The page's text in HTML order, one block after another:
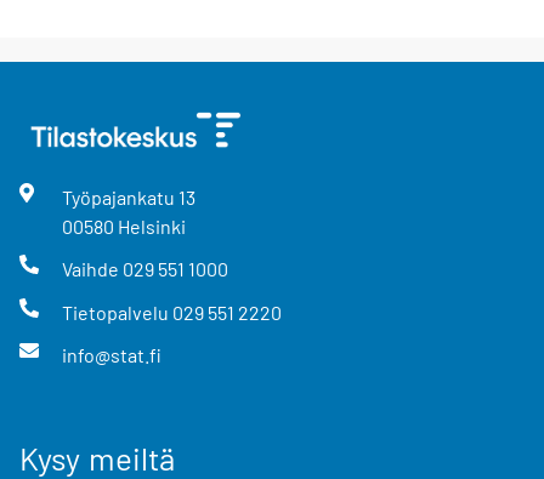
Työpajankatu 13
00580 Helsinki
Vaihde 029 551 1000
Tietopalvelu 029 551 2220
info@stat.fi
Kysy meiltä